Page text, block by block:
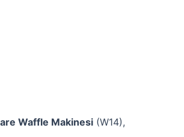
Waffle Makinesi (W14),